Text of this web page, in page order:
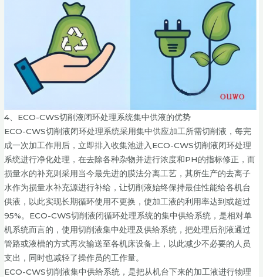
4、ECO-CWS切削液闭环处理系统集中供液的优势
ECO-CWS切削液闭环处理系统采用集中供应加工所需切削液，每完
成一次加工作用后，立即排入收集池进入ECO-CWS切削液闭环处理
系统进行净化处理，在去除各种杂物并进行浓度和PH的指标修正，而
损量水的补充则采用当今最先进的膜法分离工艺，其所生产的去离子
水作为损量水补充源进行补给，让切削液始终保持最佳性能给各机台
供液，以此实现长期循环使用不更换，使加工液的利用率达到或超过
95%。ECO-CWS切削液闭循环处理系统的集中供给系统，是相对单
机系统而言的，使用切削液集中处理及供给系统，把处理后剂液通过
管路或液槽的方式再次输送至各机床设备上，以此减少不必要的人员
支出，同时也减轻了操作员的工作量。
ECO-CWS切削液集中供给系统，是把从机台下来的加工液进行物理